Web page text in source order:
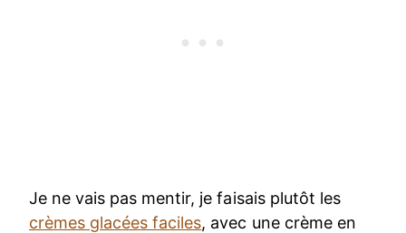
Je ne vais pas mentir, je faisais plutôt les
crèmes glacées faciles, avec une crème en